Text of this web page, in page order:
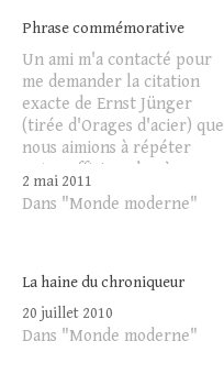
Phrase commémorative
Un ami m'a contacté pour
me demander la citation
exacte de Ernst Jünger
(tirée d'Orages d'acier) que
nous aimions à répéter
entre officiers du 2ème
régiment étranger
d'infanterie. Je l'inscris sur
Antoine Lecerf affectionnait
va comme…
2 mai 2011
Dans "Monde moderne"
La haine du chroniqueur
20 juillet 2010
Dans "Monde moderne"